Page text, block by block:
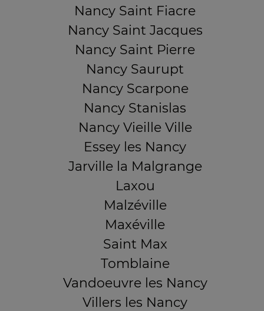
Nancy Saint Fiacre
Nancy Saint Jacques
Nancy Saint Pierre
Nancy Saurupt
Nancy Scarpone
Nancy Stanislas
Nancy Vieille Ville
Essey les Nancy
Jarville la Malgrange
Laxou
Malzéville
Maxéville
Saint Max
Tomblaine
Vandoeuvre les Nancy
Villers les Nancy